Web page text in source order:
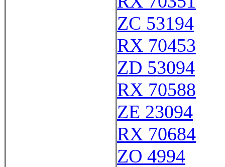
ZC 53194
RX 70453
ZD 53094
RX 70588
ZE 23094
RX 70684
ZO 4994